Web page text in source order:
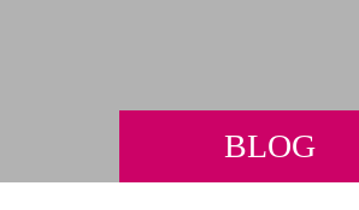
BLOG